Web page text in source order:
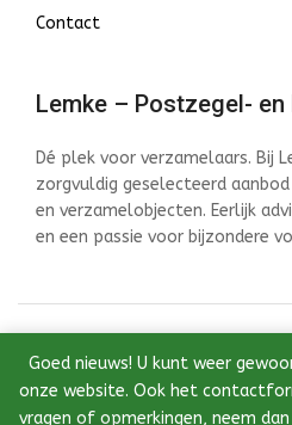
Goed nieuws! U kunt weer
onze website. Ook het
vragen of opmerkingen, neem
Contact
Lemke – Postzegel- en
Dé plek voor verzamelaars. Bij
zorgvuldig geselecteerd
en verzamelobjecten. Eerlijk
en een passie voor bijzondere
door